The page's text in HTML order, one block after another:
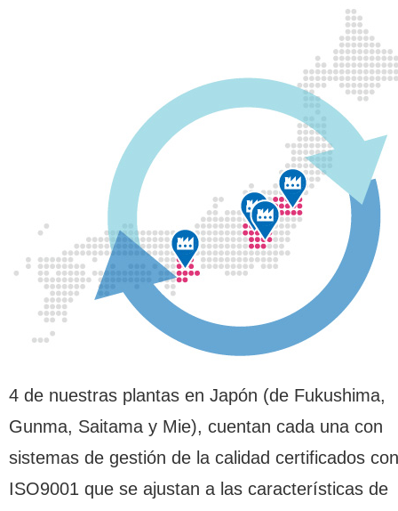
4 de nuestras plantas en Japón (de Fukushima,
Gunma, Saitama y Mie), cuentan cada una con
sistemas de gestión de la calidad certificados con
ISO9001 que se ajustan a las características de